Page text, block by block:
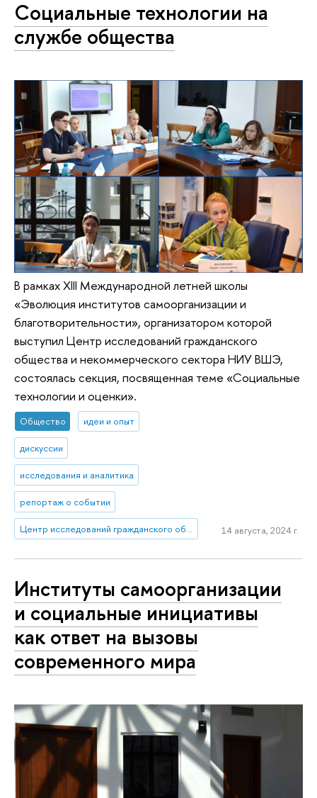
Социальные технологии на
службе общества
В рамках XIII Международной летней школы
«Эволюция институтов самоорганизации и
благотворительности», организатором которой
выступил Центр исследований гражданского
общества и некоммерческого сектора НИУ ВШЭ,
состоялась секция, посвященная теме «Социальные
технологии и оценки».
Общество идеи и опыт
дискуссии
исследования и аналитика
репортаж о событии
Центр исследований гражданского общества и некоммерческого сектора 14 августа, 2024 г.
Институты самоорганизации
и социальные инициативы
как ответ на вызовы
современного мира